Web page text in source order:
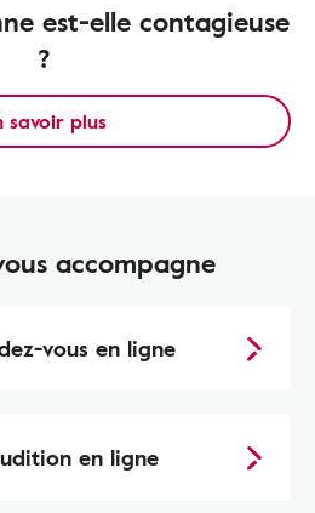
est-elle contagieuse
?
savoir plus
accompagne
vous en ligne
en ligne